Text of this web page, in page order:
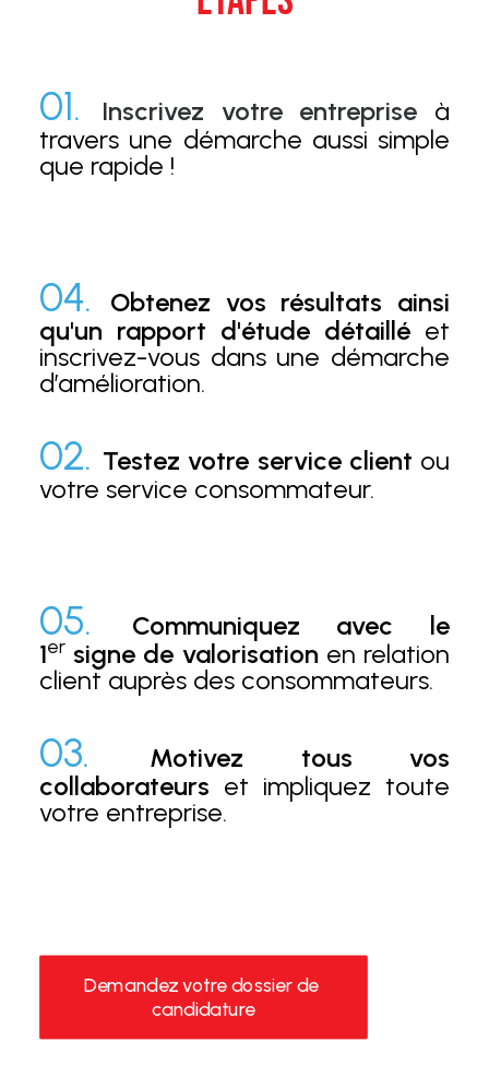
01. Inscrivez votre entreprise à
travers une démarche aussi simple
que rapide !
04.
Obtenez vos résultats ainsi
qu'un rapport d'étude détaillé et
inscrivez-vous dans une démarche
d’amélioration.
02. Testez votre service client ou
votre service consommateur.
05.
Communiquez avec le
1er signe de valorisation en relation
client auprès des consommateurs.
03.
Motivez tous vos
collaborateurs et impliquez toute
votre entreprise.
Demandez votre dossier de
candidature